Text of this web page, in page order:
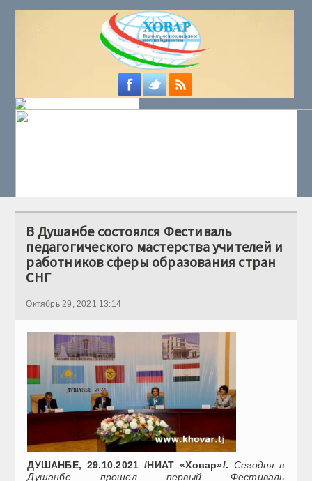
В Душанбе состоялся Фестиваль
педагогического мастерства учителей и
работников сферы образования стран
СНГ
Октябрь 29, 2021 13:14
ДУШАНБЕ, 29.10.2021 /НИАТ «Ховар»/. Сегодня в
Душанбе прошел первый Фестиваль